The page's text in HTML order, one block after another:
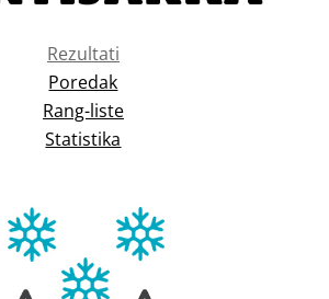
Rezultati
Poredak
Rang-liste
Statistika